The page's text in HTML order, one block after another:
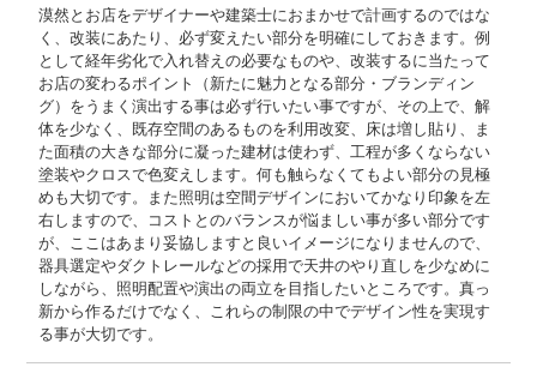
漠然とお店をデザイナーや建築士におまかせで計画するのではな
く、改装にあたり、必ず変えたい部分を明確にしておきます。例
として経年劣化で入れ替えの必要なものや、改装するに当たって
お店の変わるポイント（新たに魅力となる部分・ブランディン
グ）をうまく演出する事は必ず行いたい事ですが、その上で、解
体を少なく、既存空間のあるものを利用改変、床は増し貼り、ま
た面積の大きな部分に凝った建材は使わず、工程が多くならない
塗装やクロスで色変えします。何も触らなくてもよい部分の見極
めも大切です。また照明は空間デザインにおいてかなり印象を左
右しますので、コストとのバランスが悩ましい事が多い部分です
が、ここはあまり妥協しますと良いイメージになりませんので、
器具選定やダクトレールなどの採用で天井のやり直しを少なめに
しながら、照明配置や演出の両立を目指したいところです。真っ
新から作るだけでなく、これらの制限の中でデザイン性を実現す
る事が大切です。